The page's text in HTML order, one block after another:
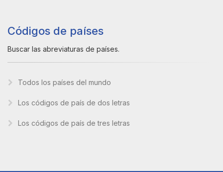
Códigos de países
Buscar las abreviaturas de países.
Todos los países del mundo
Los códigos de país de dos letras
Los códigos de país de tres letras